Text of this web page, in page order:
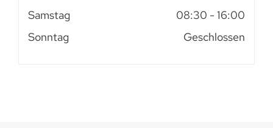
Samstag
08:30 - 16:00
Sonntag
Geschlossen